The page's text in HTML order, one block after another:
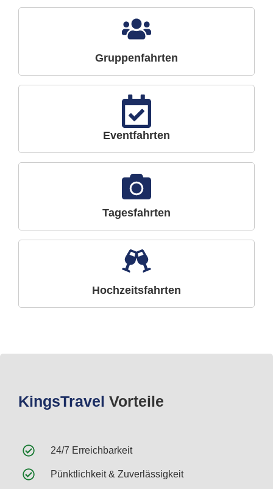
Gruppenfahrten
Eventfahrten
Tagesfahrten
Hochzeitsfahrten
KingsTravel Vorteile
24/7 Erreichbarkeit
Pünktlichkeit & Zuverlässigkeit